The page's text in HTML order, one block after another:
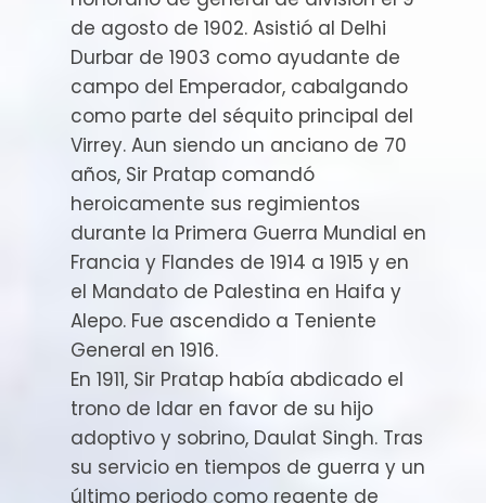
de agosto de 1902. Asistió al Delhi
Durbar de 1903 como ayudante de
campo del Emperador, cabalgando
como parte del séquito principal del
Virrey. Aun siendo un anciano de 70
años, Sir Pratap comandó
heroicamente sus regimientos
durante la Primera Guerra Mundial en
Francia y Flandes de 1914 a 1915 y en
el Mandato de Palestina en Haifa y
Alepo. Fue ascendido a Teniente
General en 1916.
En 1911, Sir Pratap había abdicado el
trono de Idar en favor de su hijo
adoptivo y sobrino, Daulat Singh. Tras
su servicio en tiempos de guerra y un
último periodo como regente de